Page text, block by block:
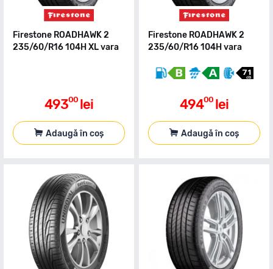
Firestone ROADHAWK 2
235/60/R16 104H XL vara
49300 lei
Adaugă în coș
Firestone ROADHAWK 2
235/60/R16 104H vara
49400 lei
Adaugă în coș